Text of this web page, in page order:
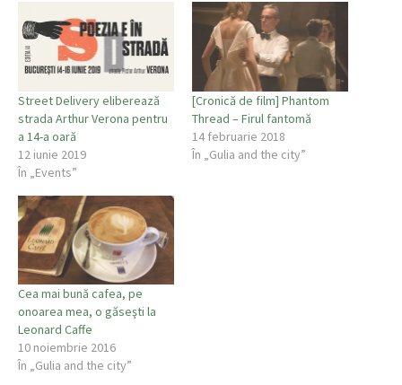
Street Delivery eliberează
strada Arthur Verona pentru
a 14-a oară
12 iunie 2019
În „Events”
[Cronică de film] Phantom
Thread – Firul fantomă
14 februarie 2018
În „Gulia and the city”
Cea mai bună cafea, pe
onoarea mea, o găseşti la
Leonard Caffe
10 noiembrie 2016
În „Gulia and the city”